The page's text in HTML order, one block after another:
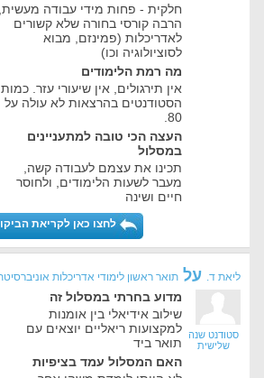
חלקית - פחות מידי עבודה מעשית,
הרבה קורסי בחורה שלא קשורים
לאדריכלות (פמינזם, מבוא
לסוציולוגיה וכו)
מה רמת הלימודים
אין תירגולים, אין שיעורי עזר. כמות
הסטודנטים בהרצאות לא עולה על
80.
העצה הכי טובה למתעניינים
במסלול
תכינו את עצמם לעבודה קשה,
מעבר לשעות הלימודים, ולחוסר
חיים ושינה
לחצו כאן לקריאת
ליאת ד. על תואר ראשון לימודי אדריכלות
סטודנט שנה
שלישית
מדוע בחרתי במסלול זה
שילוב אידיאלי בין אומנות
למקצועות ריאליים יוצאים עם
תואר ביד
האם המסלול עמד בציפיות